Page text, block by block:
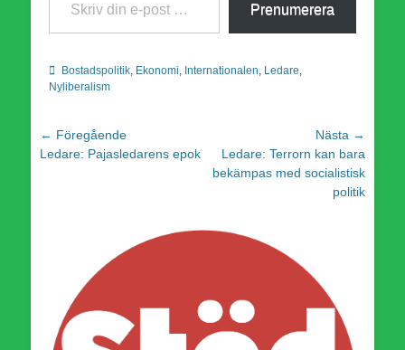
Prenumerera
Kategorier
Bostadspolitik Ekonomi Internationalen Ledare
Nyliberalism
Inläggsnavigering
← Föregående
Föregående
Ledare: Pajasledarens epok
Nästa →
Nästa
inlägg:
Ledare: Terrorn kan bara
bekämpas med socialistisk
politik